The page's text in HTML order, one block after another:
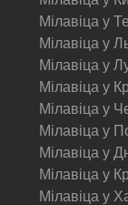
Мілавіца у
Мілавіца у
Мілавіца у
Мілавіца у
Мілавіца у
Мілавіца у
Мілавіца у
Мілавіца у
Мілавіца у